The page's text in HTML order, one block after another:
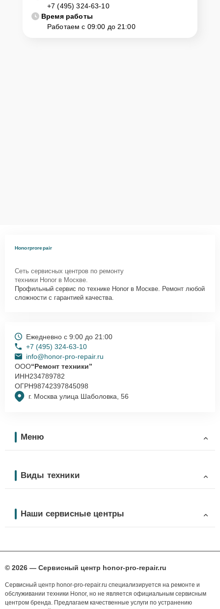
+7 (495) 324-63-10
Время работы
Работаем с 09:00 до 21:00
Honorprorepair
Сеть сервисных центров по ремонту
техники Honor в Москве.
Профильный сервис по технике Honor в Москве. Ремонт любой
сложности с гарантией качества.
г. Москва улица Шаболовка, 56
Ежедневно с 9:00 до 21:00
+7 (495) 324-63-10
info@honor-pro-repair.ru
ООО“Ремонт техники”
ИНН234789782
ОГРН98742397845098
Меню
Виды техники
Наши сервисные центры
© 2026 — Сервисный центр honor-pro-repair.ru
Сервисный центр honor-pro-repair.ru специализируется на ремонте и
обслуживании техники Honor, но не является официальным сервисным
центром бренда. Предлагаем качественные услуги по устранению